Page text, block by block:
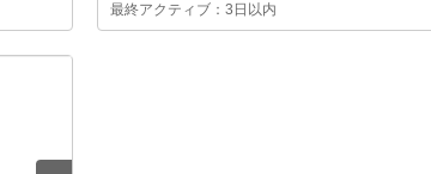
最終アクティブ：3日以内